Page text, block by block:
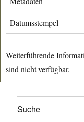
Datumsstempel
Weiterführende
sind nicht verfügbar.
Suche